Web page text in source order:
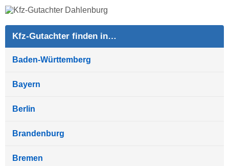
Kfz-Gutachter finden in…
Baden-Württemberg
Bayern
Berlin
Brandenburg
Bremen